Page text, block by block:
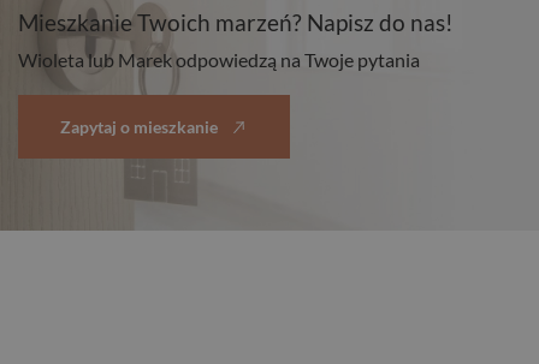
Mieszkanie Twoich marzeń? Napisz do nas!
Wioleta lub Marek odpowiedzą na Twoje pytania
Zapytaj o mieszkanie